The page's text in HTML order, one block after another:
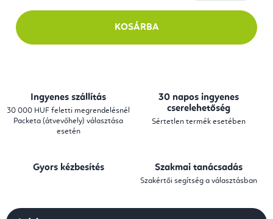
KOSÁRBA
Ingyenes szállítás
30 000 HUF feletti megrendelésnél
Packeta (átvevőhely) választása
esetén
30 napos ingyenes
cserelehetőség
Sértetlen termék esetében
Gyors kézbesítés Szakmai tanácsadás
Szakértői segítség a választásban